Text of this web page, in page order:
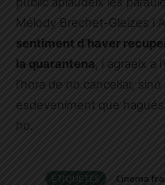
Mélody Brechet-Gleizes i
sentiment d’haver
la quarantena
, i agraeix
l’hora de no cancel·lar,
esdeveniment que
ho.
ETIQUETES Cinema